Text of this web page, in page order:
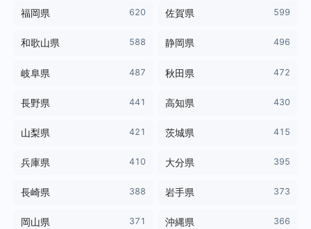
福岡県 620 佐賀県 599
和歌山県 588 静岡県 496
岐阜県 487 秋田県 472
長野県 441 高知県 430
山梨県 421 茨城県 415
兵庫県 410 大分県 395
長崎県 388 岩手県 373
岡山県 371 沖縄県 366